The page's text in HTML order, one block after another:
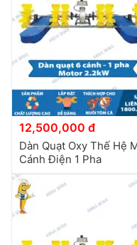
12,500,000 đ
Dàn Quạt Oxy Thế Hệ
Cánh Điện 1 Pha